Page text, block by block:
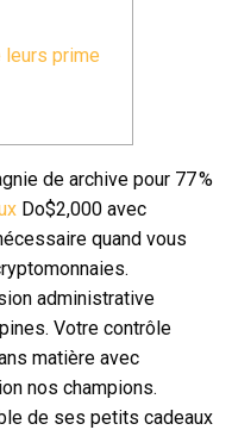
leurs prime
de archive pour 77 %
Do$2,000 avec
quand vous
administrative
Votre contrôle
matière avec
nos champions.
de ses petits cadeaux